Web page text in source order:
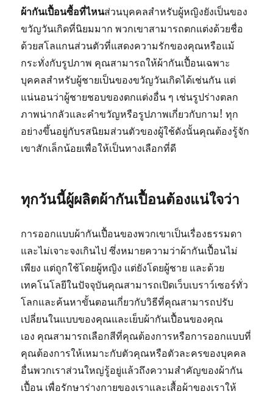
ผ้ากันเปื้อนซื้อที่ไหนส่วนบุคคลสำหรับผู้หญิงยังเป็นของ
ขวัญวันเกิดที่นิยมมาก พวกเขาสามารถตกแต่งด้วยชื่อ
ด้วยสโลแกนส่วนตัวที่แสดงความรักของคุณหรือแม้
กระทั่งกับรูปภาพ คุณสามารถให้ผ้ากันเปื้อนเฉพาะ
บุคคลสำหรับผู้ชายเป็นของขวัญวันเกิดได้เช่นกัน แต่
แน่นอนว่าผู้ชายชอบของตกแต่งอื่น ๆ เช่นรูปร่างตลก
ภาพน่ากลัวและคำขวัญหรือรูปภาพเกี่ยวกับกาม! ทุก
อย่างขึ้นอยู่กับรสนิยมส่วนตัวของผู้ใช้ดังนั้นคุณต้องรู้จัก
เขาสักเล็กน้อยเพื่อให้เป็นทางเลือกที่ดี
ทุกวันนี้ผู้ผลิตผ้ากันเปื้อนต้องแน่ใจว่า
การออกแบบผ้ากันเปื้อนของพวกเขาเป็นเรื่องธรรมดา
และไม่เจาะจงเกินไป ซึ่งหมายความว่าผ้ากันเปื้อนไม่
เพียง แต่ถูกใช้โดยผู้หญิง แต่ยังโดยผู้ชาย และด้วย
เทคโนโลยีในปัจจุบันคุณสามารถเปิดเว็บเบราว์เซอร์ทั่ว
โลกและค้นหาขั้นตอนเกี่ยวกับวิธีที่คุณสามารถปรับ
เปลี่ยนในแบบของคุณและเย็บผ้ากันเปื้อนของคุณ
เอง คุณสามารถเลือกสีที่คุณต้องการหรือการออกแบบที่
คุณต้องการให้เหมาะกับตัวคุณหรือตัวละครของบุคคล
อื่นพวกเราส่วนใหญ่รู้อยู่แล้วถึงความสำคัญของผ้ากัน
เปื้อน เพื่อรักษาร่างกายของเราและเสื้อผ้าของเราให้